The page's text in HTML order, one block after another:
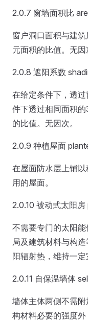
2.0.7 窗墙面积比
窗户洞口面积与建
元面积的比值。无因
2.0.8 遮阳系数
在给定条件下，透
件下透过相同面积
的比值。无因次。
2.0.9 种植屋面
在屋面防水层上铺
用的屋面。
2.0.10 被动式太阳
不需要专门的太阳
局及建筑材料与构
阳辐射热，维持一定
2.0.11 自保温墙体
墙体主体两侧不需
构材料必要的强度